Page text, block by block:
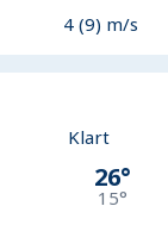
4 (9) m/s
Klart
26°
15°